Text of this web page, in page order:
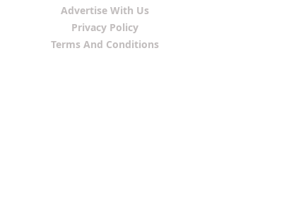
Advertise With Us
Privacy Policy
Terms And Conditions